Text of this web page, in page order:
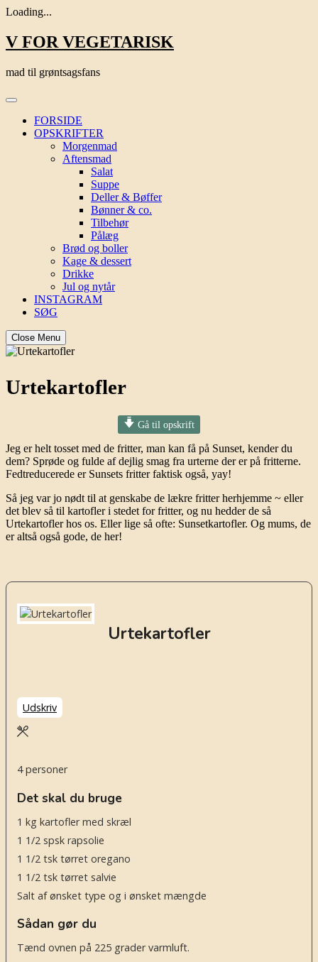
Loading...
Skip
to
V FOR VEGETARISK
mad til grøntsagsfans
FORSIDE
OPSKRIFTER
Morgenmad
Aftensmad
Salat
Suppe
Deller & Bøffer
Bønner & co.
Tilbehør
Pålæg
Brød og boller
Kage & dessert
Drikke
Jul og nytår
INSTAGRAM
SØG
Close Menu
Urtekartofler
Gå til opskrift
Jeg er helt tosset med de fritter, man kan få på Sunset, kender du
dem? Sprøde og fulde af dejlig smag fra urterne der er på fritterne.
Fedtreducerede er Sunsets fritter faktisk også, yay!
Så jeg var jo nødt til at genskabe de lækre fritter herhjemme ~ eller
det blev så til kartofler i stedet for fritter, og nu hedder de så
Urtekartofler hos os. Eller lige så ofte: Sunsetkartofler. Og mums, de
er altså også gode, de her!
Urtekartofler
Udskriv
4 personer
Det skal du bruge
1 kg kartofler med skræl
1 1/2 spsk rapsolie
1 1/2 tsk tørret oregano
1 1/2 tsk tørret salvie
Salt af ønsket type og i ønsket mængde
Sådan gør du
Tænd ovnen på 225 grader varmluft.